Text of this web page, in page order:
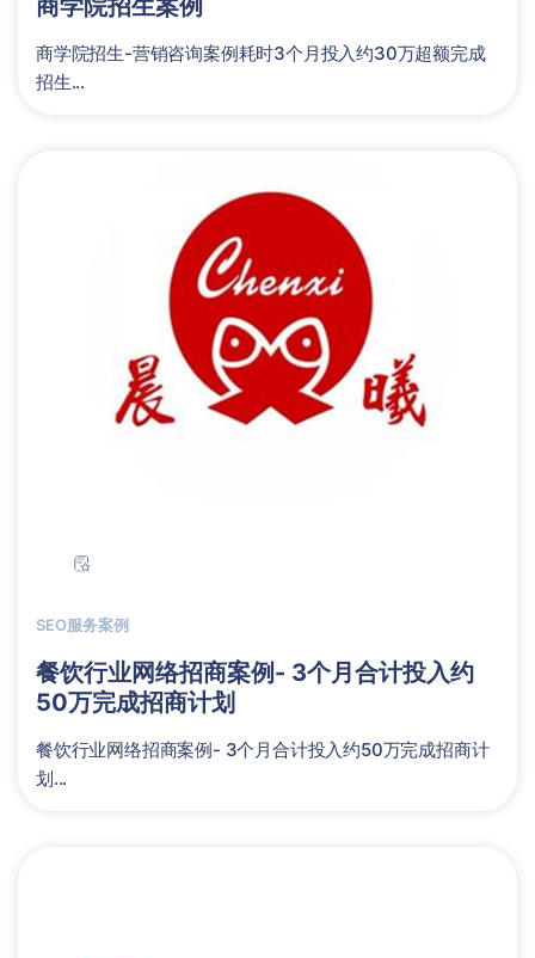
商学院招生案例
商学院招生-营销咨询案例耗时3个月投入约30万超额完成
招生...
SEO服务案例
餐饮行业网络招商案例- 3个月合计投入约
50万完成招商计划
餐饮行业网络招商案例- 3个月合计投入约50万完成招商计
划...